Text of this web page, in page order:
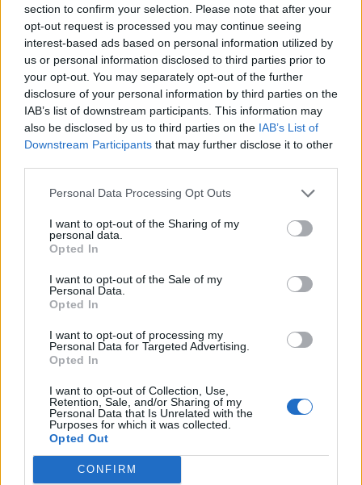
section to confirm your selection. Please note that after your
opt-out request is processed you may continue seeing
interest-based ads based on personal information utilized by
us or personal information disclosed to third parties prior to
your opt-out. You may separately opt-out of the further
disclosure of your personal information by third parties on the
IAB’s list of downstream participants. This information may
also be disclosed by us to third parties on the IAB’s List of
Downstream Participants that may further disclose it to other
Personal Data Processing Opt Outs
I want to opt-out of the Sharing of my
personal data.
Opted In
I want to opt-out of the Sale of my
Personal Data.
Opted In
I want to opt-out of processing my
Personal Data for Targeted Advertising.
Opted In
I want to opt-out of Collection, Use,
Retention, Sale, and/or Sharing of my
Personal Data that Is Unrelated with the
Purposes for which it was collected.
Opted Out
CONFIRM
rendeletben megjelent újdonságokat foglaljuk
most össze. Kitolták az igénylési határidőt,
bővítették a jogosultak körét, és a lakáscélú
munkáltatói kölcsönöket is bevonták a
programba. Akik már igényelték a támogatást,
azoknak változatlanul február 27-éig fogják
folyósítani. Az is kiderült, hogy most már 180
egészségügy előtt - De mégis mihez kezd ezzel a
magánegészségügyi szektor? Jubileumi konferenciánkon
kiderül.Információ és jelentkezésA kormány 2026
januárjától évi nettó 1 millió forintos vissza nem térítendő
támogatást biztosít a közszolgálatban dolgozók
legszélesebb körének, az alapvető feltételek itt
olvashatók....
KEDVES OLVASÓNK!
A keresett cikk a portfolio.hu hírarchívumához
tartozik, melynek olvasása előfizetéses
regisztrációhoz kötött.